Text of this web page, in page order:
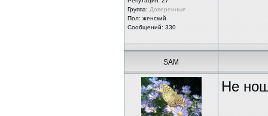
Группа: Доверенные
Пол: женский
Сообщений: 330
SAM
Не